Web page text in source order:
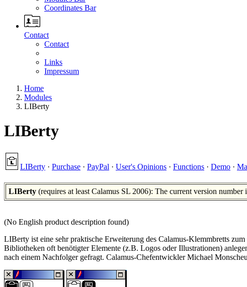
Coordinates Bar
Contact
Contact
Links
Impressum
Home
Modules
LIBerty
LIBerty
LIBerty · Purchase · PayPal · User's Opinions · Functions · Demo ·
LIBerty (requires at least Calamus SL 2006): The current version number
(No English product description found)
LIBerty ist eine sehr praktische Erweiterung des Calamus-Klemmbretts
Bibliotheken oft benötigter Elemente (z.B. Logos oder Illustrationen)
nach einem Nachfolger gefragt. Calamus-Chefentwickler Michael